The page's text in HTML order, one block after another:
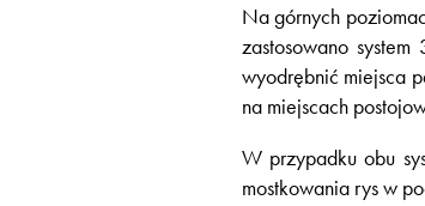
Na górnych
zastosowano
wyodrębnić miejsca
na miejscach
W przypadku obu
mostkowania rys w